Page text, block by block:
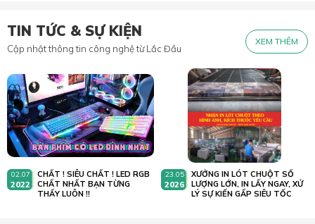
TIN TỨC & SỰ KIỆN
Cập nhật thông tin công nghệ từ Lắc Đầu
XEM THÊM
02.07
2022
CHẤT ! SIÊU CHẤT ! LED RGB
CHẤT NHẤT BẠN TỪNG
THẤY LUÔN !!
23.05
2026
XƯỞNG IN LÓT CHUỘT SỐ
LƯỢNG LỚN, IN LẤY NGAY, XỬ
LÝ SỰ KIẾN GẤP SIÊU TỐC